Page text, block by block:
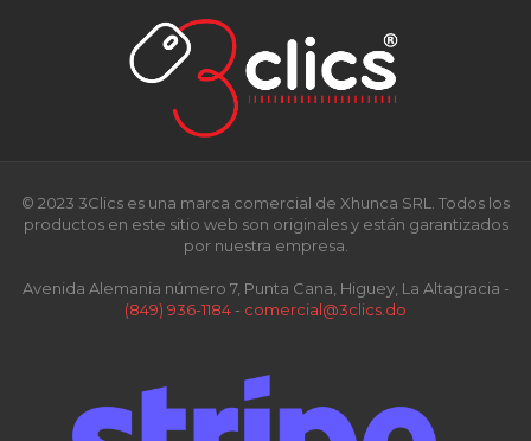
© 2023 3Clics es una marca comercial de Xhunca SRL. Todos los
productos en este sitio web son originales y están garantizados
por nuestra empresa.
Avenida Alemania número 7, Punta Cana, Higuey, La Altagracia -
(849) 936-1184 - comercial@3clics.do